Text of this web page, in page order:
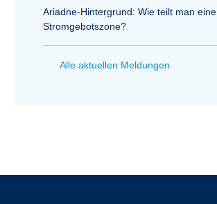
Ariadne-Hintergrund: Wie teilt man eine
Stromgebotszone?
Alle aktuellen Meldungen